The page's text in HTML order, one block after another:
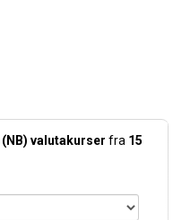
valutakurser fra 15